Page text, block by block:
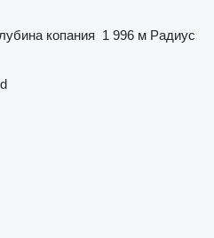
копания 1 996 м Радиус